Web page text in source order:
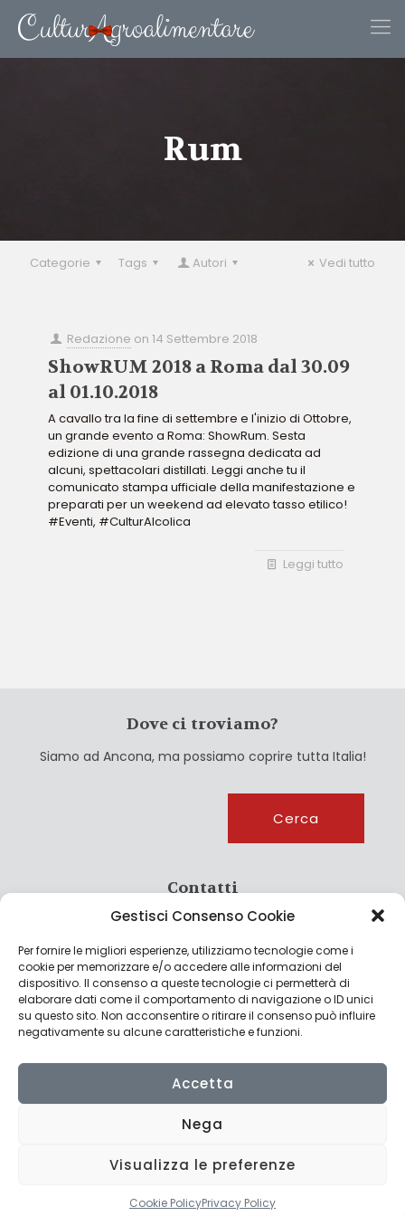
Gestisci Consenso Cookie
Per fornire le migliori esperienze, utilizziamo tecnologie come i
cookie per memorizzare e/o accedere alle informazioni del
dispositivo. Il consenso a queste tecnologie ci permetterà di
elaborare dati come il comportamento di navigazione o ID unici
su questo sito. Non acconsentire o ritirare il consenso può influire
negativamente su alcune caratteristiche e funzioni.
Accetta
Nega
Visualizza le preferenze
Cookie PolicyPrivacy Policy
Rum
Categorie Tags Autori Vedi tutto
Redazione on14 Settembre 2018
ShowRUM 2018 a Roma dal 30.09
al 01.10.2018
A cavallo tra la fine di settembre e l'inizio di Ottobre,
un grande evento a Roma: ShowRum. Sesta
edizione di una grande rassegna dedicata ad
alcuni, spettacolari distillati. Leggi anche tu il
comunicato stampa ufficiale della manifestazione e
preparati per un weekend ad elevato tasso etilico!
#Eventi, #CulturAlcolica
Leggi tutto
Dove ci troviamo?
Siamo ad Ancona, ma possiamo coprire tutta Italia!
Cerca
Contatti
info@culturagroalimentare.com
Note legali
Privacy Policy
© 2022 CulturAgroalimentare di Raffaello De Crescenzo - P.IVA